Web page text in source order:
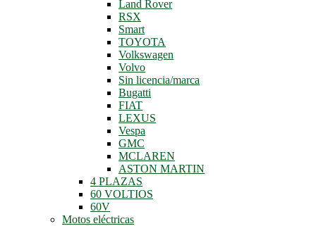
Land Rover
RSX
Smart
TOYOTA
Volkswagen
Volvo
Sin licencia/marca
Bugatti
FIAT
LEXUS
Vespa
GMC
MCLAREN
ASTON MARTIN
4 PLAZAS
60 VOLTIOS
60V
Motos eléctricas